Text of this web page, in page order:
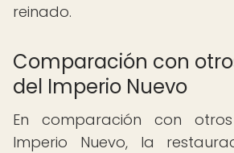
reinado.
Comparación con
del Imperio Nuevo
En comparación con
Imperio Nuevo, la